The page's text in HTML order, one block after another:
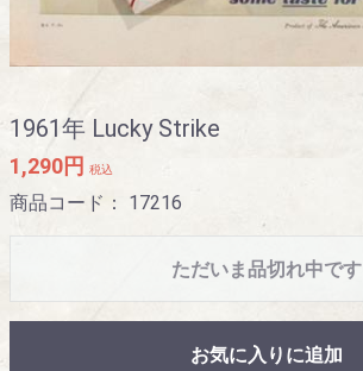
1961年 Lucky Strike
1,290円 税込
商品コード： 17216
ただいま品切れ中です
お気に入りに追加